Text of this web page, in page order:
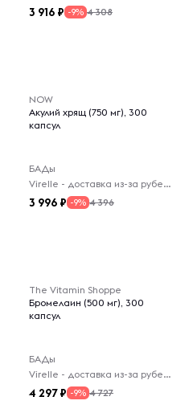
3 916 -9% 4 308
NOW
Акулий хрящ (750 мг), 300
капсул
БАДы
Virelle - доставка из-за рубежа
3 996 -9% 4 396
The Vitamin Shoppe
Бромелаин (500 мг), 300
капсул
БАДы
Virelle - доставка из-за рубежа
4 297 -9% 4 727